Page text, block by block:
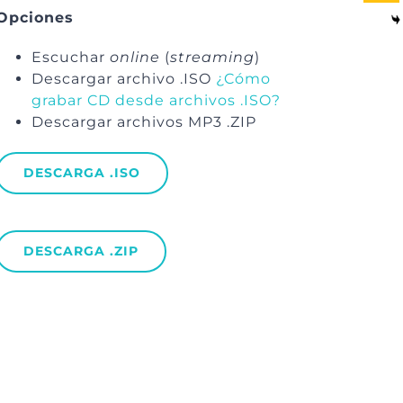
Escuchar online (streaming)
Descargar archivo .ISO ¿Cómo
grabar CD desde archivos .ISO?
Descargar archivos MP3 .ZIP
DESCARGA .ISO
DESCARGA .ZIP